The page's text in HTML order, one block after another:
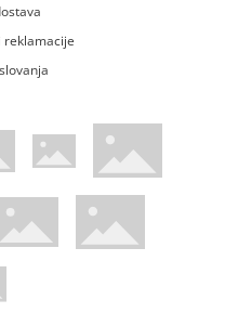
reklamacije
web stranica
American Express web stranica
Visa web stranica
Mastercard sigurnosni kod web
Pci Dss certificirano
by Visa web stranica